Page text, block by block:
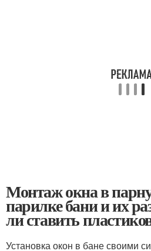
Монтаж окна в
парилке бани и их
ли ставить
Установка окон в бане своими